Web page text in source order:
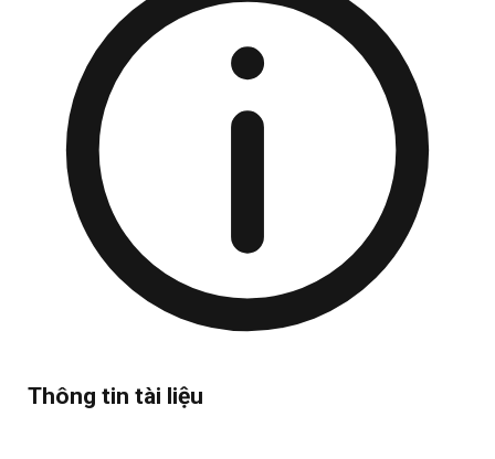
Thông tin tài liệu